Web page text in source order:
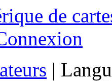
de
|